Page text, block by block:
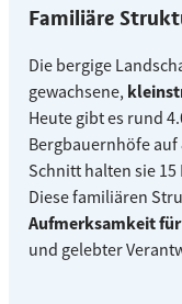
Familiäre
Die bergige
gewachsene,
Heute gibt es rund
Bergbauernhöfe auf
Schnitt halten sie
Diese familiären
Aufmerksamkeit für
und gelebter